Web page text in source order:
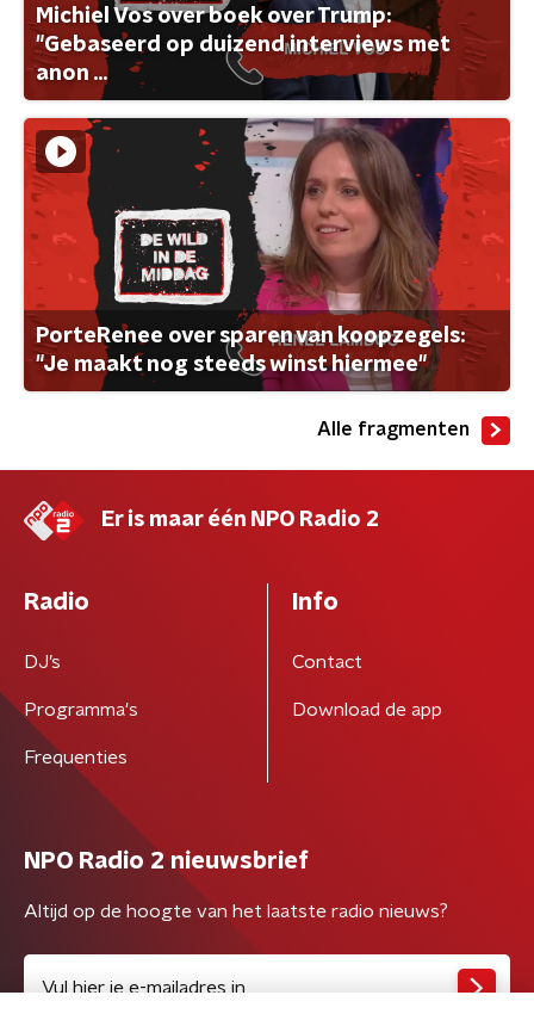
Michiel Vos over boek over Trump:
"Gebaseerd op duizend interviews met
anon ...
PorteRenee over sparen van koopzegels:
"Je maakt nog steeds winst hiermee"
Alle fragmenten
Er is maar één NPO Radio 2
Radio
DJ’s
Programma's
Frequenties
Info
Contact
Download de app
NPO Radio 2 nieuwsbrief
Altijd op de hoogte van het laatste radio nieuws?